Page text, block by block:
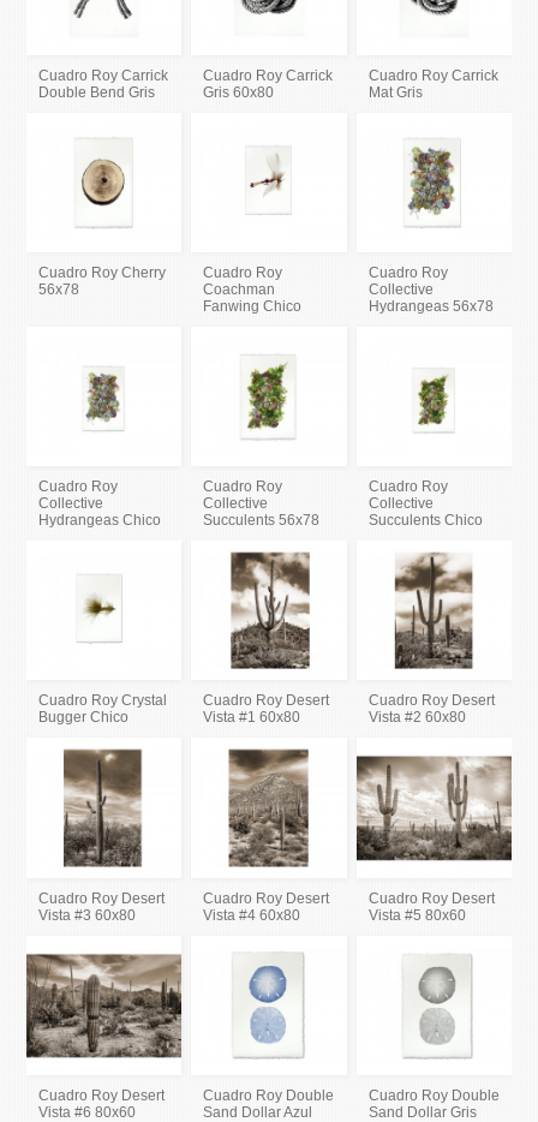
Cuadro Roy Carrick
Double Bend Gris
Cuadro Roy Carrick
Gris 60x80
Cuadro Roy Carrick
Mat Gris
Cuadro Roy Cherry
56x78
Cuadro Roy
Coachman
Fanwing Chico
Cuadro Roy
Collective
Hydrangeas 56x78
Cuadro Roy
Collective
Hydrangeas Chico
Cuadro Roy
Collective
Succulents 56x78
Cuadro Roy
Collective
Succulents Chico
Cuadro Roy Crystal
Bugger Chico
Cuadro Roy Desert
Vista #1 60x80
Cuadro Roy Desert
Vista #2 60x80
Cuadro Roy Desert
Vista #3 60x80
Cuadro Roy Desert
Vista #4 60x80
Cuadro Roy Desert
Vista #5 80x60
Cuadro Roy Desert
Vista #6 80x60
Cuadro Roy Double
Sand Dollar Azul
Cuadro Roy Double
Sand Dollar Gris